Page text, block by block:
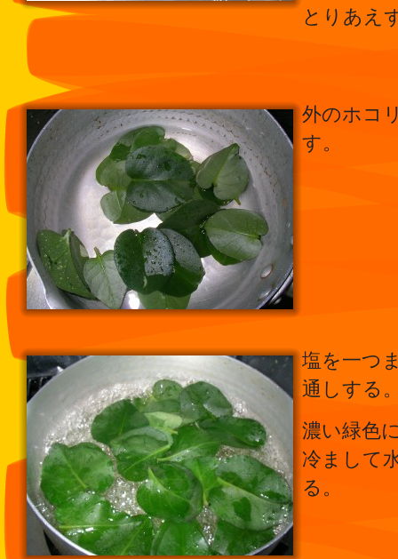
とりあえ
外のホコ
す。
塩を一つ
通しする
濃い緑色
冷まして
る。